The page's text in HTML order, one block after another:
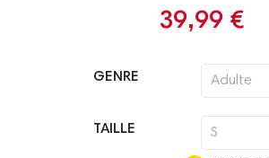
39,99 €
GENRE
TAILLE